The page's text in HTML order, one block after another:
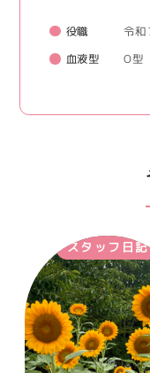
役職 令
血液型 O型
スタッフ日記